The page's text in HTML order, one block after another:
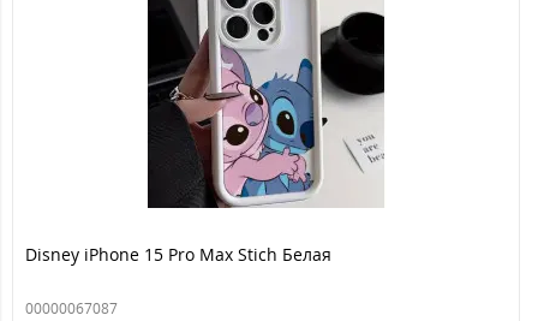
Disney iPhone 15 Pro Max Stich Белая
00000067087